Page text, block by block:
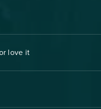
love it